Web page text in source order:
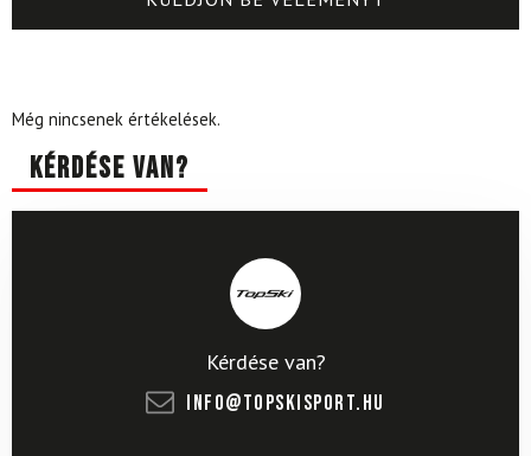
Még nincsenek értékelések.
Kérdése van?
Kérdése van?
info@topskisport.hu